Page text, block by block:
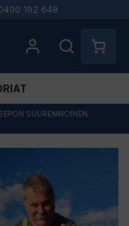
192 648
SUURENMOINEN